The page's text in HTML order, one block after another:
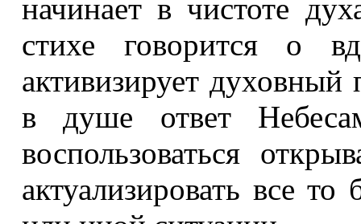
начинает в чистоте
стихе говорится о
активизирует духовный
в душе ответ
воспользоваться
актуализировать все